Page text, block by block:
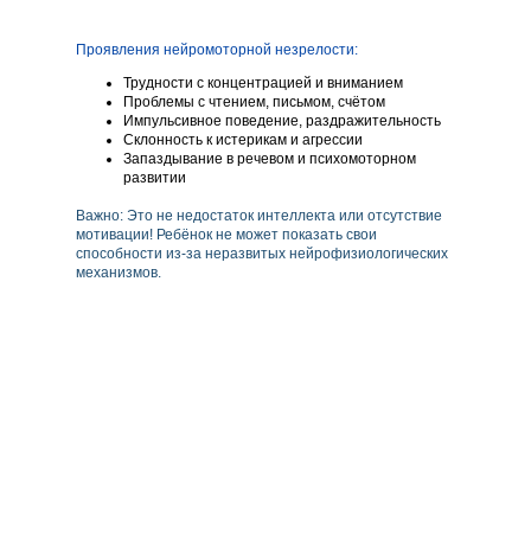
Проявления нейромоторной незрелости:
Трудности с концентрацией и вниманием
Проблемы с чтением, письмом, счётом
Импульсивное поведение, раздражительность
Склонность к истерикам и агрессии
Запаздывание в речевом и психомоторном
развитии
Важно: Это не недостаток интеллекта или отсутствие
мотивации! Ребёнок не может показать свои
способности из-за неразвитых нейрофизиологических
механизмов.